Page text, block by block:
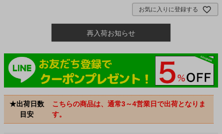
お気に入りに登録する
再入荷お知らせ
★出荷日数
目安
こちらの商品は、通常3～4営業日で出荷となりま
す。